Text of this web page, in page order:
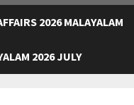
2026 MALAYALAM
2026 JULY